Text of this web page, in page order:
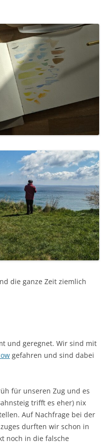
die ganze Zeit ziemlich
und geregnet. Wir sind mit
gefahren und sind dabei
für unseren Zug und es
trifft es eher) nix
Auf Nachfrage bei der
durften wir schon in
noch in die falsche